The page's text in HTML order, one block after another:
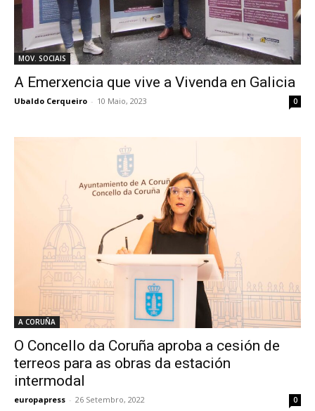
MOV. SOCIAIS
A Emerxencia que vive a Vivenda en Galicia
Ubaldo Cerqueiro - 10 Maio, 2023 0
A CORUÑA
O Concello da Coruña aproba a cesión de
terreos para as obras da estación
intermodal
europapress - 26 Setembro, 2022 0